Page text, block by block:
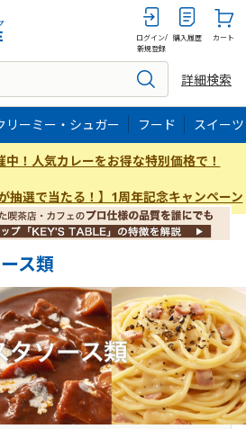
ログイン/
新規登録
購入履歴 カート
詳細検索
リーミー・シュガー フード スイーツ
！人気カレーをお得な特別価格で！
抽選で当たる！】1周年記念キャンペーン
ス類